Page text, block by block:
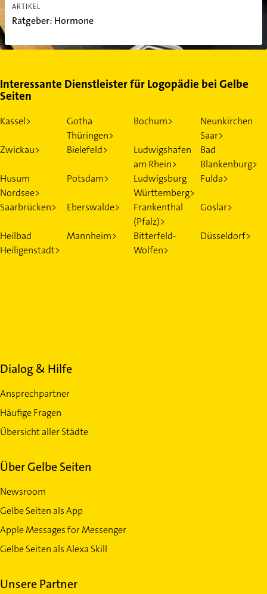
ARTIKEL
Ratgeber: Hormone
Interessante Dienstleister für Logopädie bei Gelbe
Seiten
Kassel>
Gotha
Thüringen>
Bochum>
Neunkirchen
Saar>
Zwickau>
Bielefeld>
Ludwigshafen
am Rhein>
Bad
Blankenburg>
Husum
Nordsee>
Potsdam>
Ludwigsburg
Württemberg>
Fulda>
Saarbrücken> Eberswalde>
Frankenthal
(Pfalz)>
Goslar>
Heilbad
Heiligenstadt>
Mannheim>
Bitterfeld-
Wolfen>
Düsseldorf>
Dialog & Hilfe
Ansprechpartner
Häufige Fragen
Übersicht aller Städte
Über Gelbe Seiten
Newsroom
Gelbe Seiten als App
Apple Messages for Messenger
Gelbe Seiten als Alexa Skill
Unsere Partner